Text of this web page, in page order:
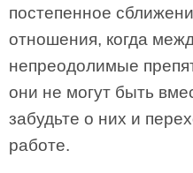
постепенное
отношения, когда
непреодолимые
они не могут быть
забудьте о них и
работе.